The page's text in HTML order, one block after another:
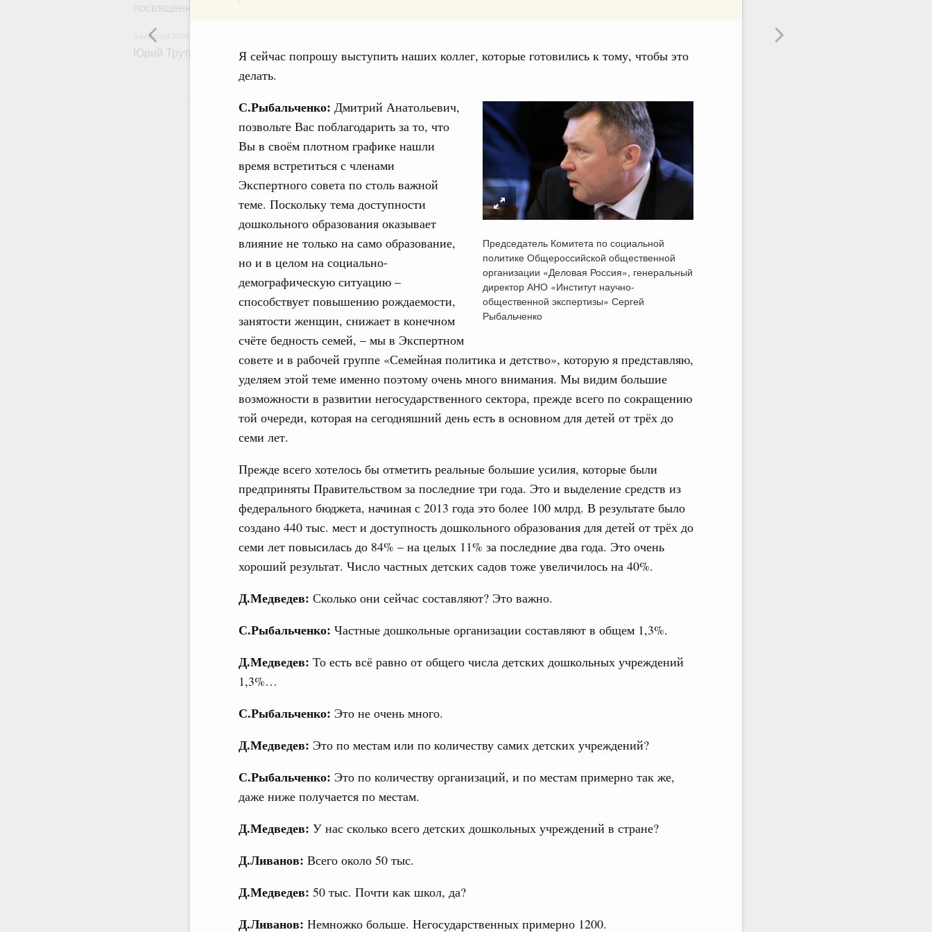
Я сейчас попрошу выступить наших коллег, которые готовились к тому, чтобы это
делать.
Председатель Комитета по социальной
политике Общероссийской общественной
организации «Деловая Россия», генеральный
директор АНО «Институт научно-
общественной экспертизы» Сергей
Рыбальченко
С.Рыбальченко: Дмитрий Анатольевич,
позвольте Вас поблагодарить за то, что
Вы в своём плотном графике нашли
время встретиться с членами
Экспертного совета по столь важной
теме. Поскольку тема доступности
дошкольного образования оказывает
влияние не только на само образование,
но и в целом на социально-
демографическую ситуацию –
способствует повышению рождаемости,
занятости женщин, снижает в конечном
счёте бедность семей, – мы в Экспертном
совете и в рабочей группе «Семейная политика и детство», которую я представляю,
уделяем этой теме именно поэтому очень много внимания. Мы видим большие
возможности в развитии негосударственного сектора, прежде всего по сокращению
той очереди, которая на сегодняшний день есть в основном для детей от трёх до
семи лет.
Прежде всего хотелось бы отметить реальные большие усилия, которые были
предприняты Правительством за последние три года. Это и выделение средств из
федерального бюджета, начиная с 2013 года это более 100 млрд. В результате было
создано 440 тыс. мест и доступность дошкольного образования для детей от трёх до
семи лет повысилась до 84% – на целых 11% за последние два года. Это очень
хороший результат. Число частных детских садов тоже увеличилось на 40%.
Д.Медведев: Сколько они сейчас составляют? Это важно.
С.Рыбальченко: Частные дошкольные организации составляют в общем 1,3%.
Д.Медведев: То есть всё равно от общего числа детских дошкольных учреждений
1,3%…
С.Рыбальченко: Это не очень много.
Д.Медведев: Это по местам или по количеству самих детских учреждений?
С.Рыбальченко: Это по количеству организаций, и по местам примерно так же,
даже ниже получается по местам.
Д.Медведев: У нас сколько всего детских дошкольных учреждений в стране?
Д.Ливанов: Всего около 50 тыс.
Д.Медведев: 50 тыс. Почти как школ, да?
Д.Ливанов: Немножко больше. Негосударственных примерно 1200.
посвящённой повышению производительности труда
5 августа 2026
Юрий Трутнев: Опубликована программа Спортивных игр ВЭФ-2026
Показать еще